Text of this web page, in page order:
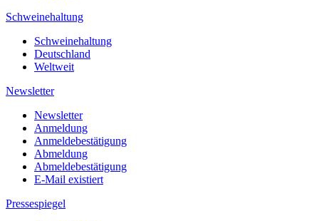
Schweinehaltung
Schweinehaltung
Deutschland
Weltweit
Newsletter
Newsletter
Anmeldung
Anmeldebestätigung
Abmeldung
Abmeldebestätigung
E-Mail existiert
Pressespiegel